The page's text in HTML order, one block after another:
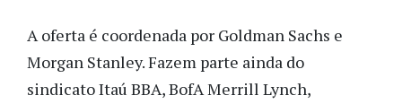
A oferta é coordenada por Goldman Sachs e
Morgan Stanley. Fazem parte ainda do
sindicato Itaú BBA, BofA Merrill Lynch,